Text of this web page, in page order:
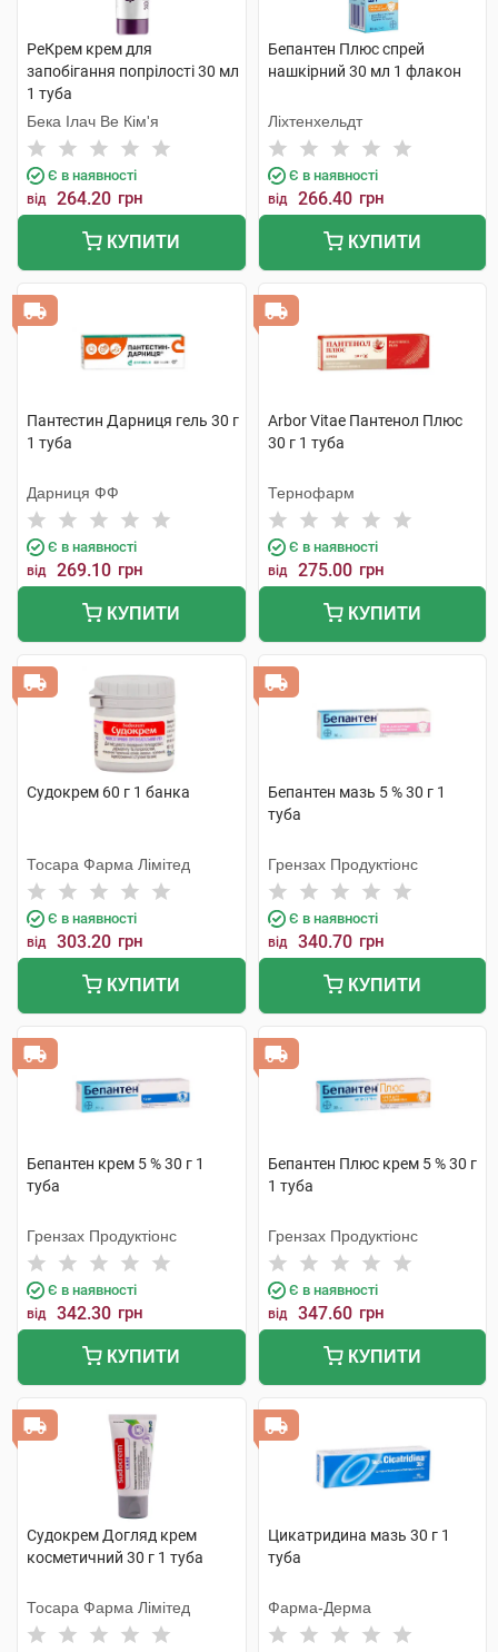
РеКрем крем для
запобігання попрілості 30 мл
1 туба
Бека Ілач Ве Кім'я
Є в наявності
від 264.20 грн
КУПИТИ
Бепантен Плюс спрей
нашкірний 30 мл 1 флакон
Ліхтенхельдт
Є в наявності
від 266.40 грн
КУПИТИ
Пантестин Дарниця гель 30 г
1 туба
Дарниця ФФ
Є в наявності
від 269.10 грн
КУПИТИ
Arbor Vitae Пантенол Плюс
30 г 1 туба
Тернофарм
Є в наявності
від 275.00 грн
КУПИТИ
Судокрем 60 г 1 банка
Тосара Фарма Лімітед
Є в наявності
від 303.20 грн
КУПИТИ
Бепантен мазь 5 % 30 г 1
туба
Грензах Продуктіонс
Є в наявності
від 340.70 грн
КУПИТИ
Бепантен крем 5 % 30 г 1
туба
Грензах Продуктіонс
Є в наявності
від 342.30 грн
КУПИТИ
Бепантен Плюс крем 5 % 30 г
1 туба
Грензах Продуктіонс
Є в наявності
від 347.60 грн
КУПИТИ
Судокрем Догляд крем
косметичний 30 г 1 туба
Тосара Фарма Лімітед
Цикатридина мазь 30 г 1
туба
Фарма-Дерма